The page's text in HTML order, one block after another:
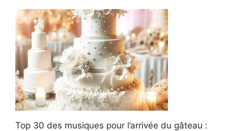
Top 30 des musiques pour l’arrivée du gâteau :